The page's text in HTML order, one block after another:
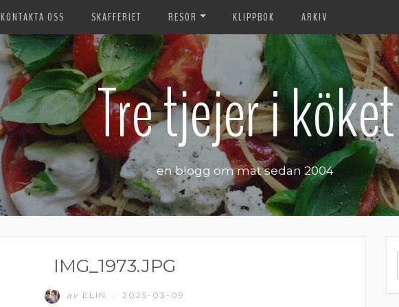
KONTAKTA OSS SKAFFERIET RESOR KLIPPBOK ARKIV
Tre tjejer i köket
en blogg om mat sedan 2004
IMG_1973.JPG
av ELIN 2025-03-09